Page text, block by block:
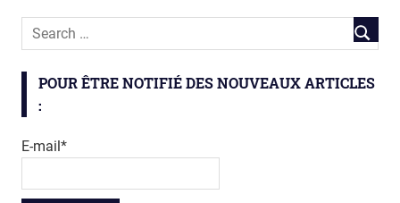
oiseaux
pollution
virus
POUR ÊTRE NOTIFIÉ DES NOUVEAUX ARTICLES
:
E-mail*